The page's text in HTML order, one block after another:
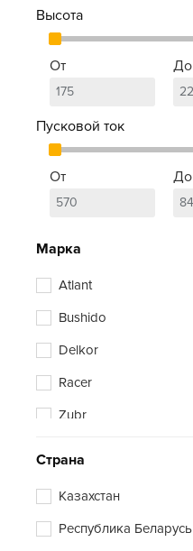
Высота
От До
Пусковой ток
От До
Марка
Atlant
Bushido
Delkor
Racer
Zubr
Страна
Казахстан
Республика Беларусь